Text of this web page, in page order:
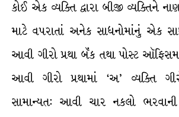
કોઈ એક વ્યક્તિ દ્વારા બીજી વ્યક્તિને
માટે વપરાતાં અનેક સાધનોમાંનું એક
આવી ગીરો પ્રથા બૅંક તથા પોસ્ટ
આવી ગીરો પ્રથામાં ‘અ’ વ્યક્તિ
સામાન્યત: આવી ચાર નકલો